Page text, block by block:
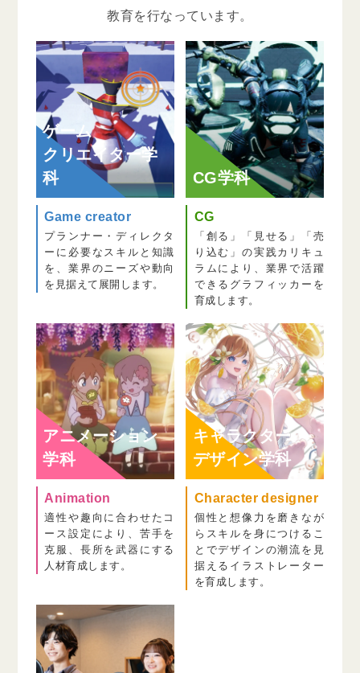
教育を行なっています。
ゲーム
クリエイター学
科
Game creator
プランナー・ディレクタ
ーに必要なスキルと知識
を、業界のニーズや動向
を見据えて展開します。
CG学科
CG
「創る」「見せる」「売
り込む」の実践カリキュ
ラムにより、業界で活躍
できるグラフィッカーを
育成します。
アニメーション
学科
Animation
適性や趣向に合わせたコ
ース設定により、苦手を
克服、長所を武器にする
人材育成します。
キャラクター
デザイン学科
Character designer
個性と想像力を磨きなが
らスキルを身につけるこ
とでデザインの潮流を見
据えるイラストレーター
を育成します。